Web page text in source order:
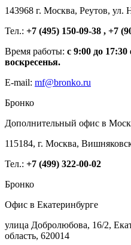
143968 г. Москва, Реутов, ул.
Тел.: +7 (495) 150-09-38 , +7
Время работы: с 9:00 до
воскресенья.
E-mail: mf@bronko.ru
Бронко
Дополнительный офис в
115184, г. Москва,
Тел.: +7 (499) 322-00-02
Бронко
Офис в Екатеринбурге
улица Добролюбова, 16/2,
область, 620014